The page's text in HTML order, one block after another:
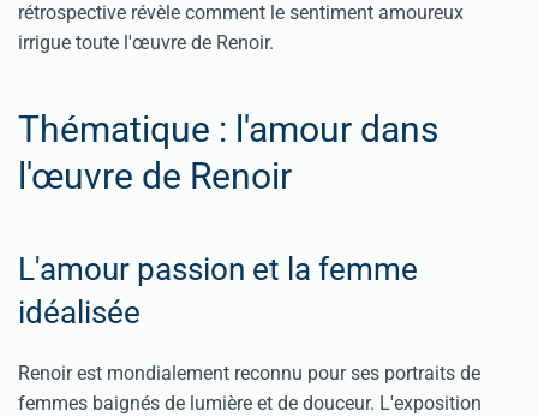
rétrospective révèle comment le sentiment amoureux
irrigue toute l'œuvre de Renoir.
Thématique : l'amour dans
l'œuvre de Renoir
L'amour passion et la femme
idéalisée
Renoir est mondialement reconnu pour ses portraits de
femmes baignés de lumière et de douceur. L'exposition